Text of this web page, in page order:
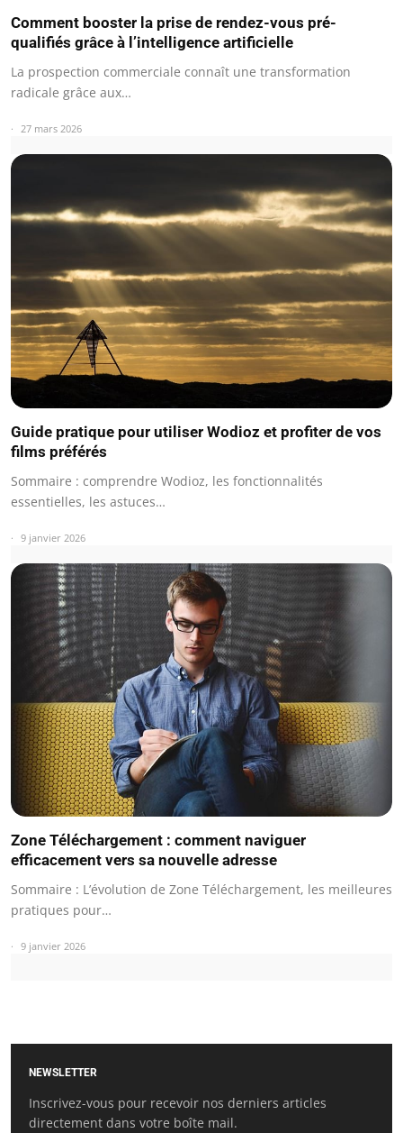
Comment booster la prise de rendez-vous pré-
qualifiés grâce à l’intelligence artificielle
La prospection commerciale connaît une transformation
radicale grâce aux…
27 mars 2026
Guide pratique pour utiliser Wodioz et profiter de vos
films préférés
Sommaire : comprendre Wodioz, les fonctionnalités
essentielles, les astuces…
9 janvier 2026
Zone Téléchargement : comment naviguer
efficacement vers sa nouvelle adresse
Sommaire : L’évolution de Zone Téléchargement, les meilleures
pratiques pour…
9 janvier 2026
NEWSLETTER
Inscrivez-vous pour recevoir nos derniers articles
directement dans votre boîte mail.